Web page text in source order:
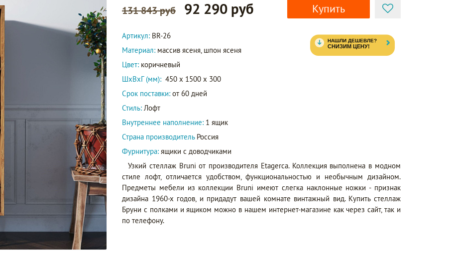
131 843 руб 92 290 руб Купить
Артикул: BR-26
Материал: массив ясеня, шпон ясеня
Цвет: коричневый
ШxВxГ (мм): 450 x 1500 x 300
Срок поставки: от 60 дней
Стиль: Лофт
Внутреннее наполнение: 1 ящик
Страна производитель Россия
Фурнитура: ящики с доводчиками
Узкий стеллаж Bruni от производителя Etagerca. Коллекция выполнена в модном
стиле лофт, отличается удобством, функциональностью и необычным дизайном.
Предметы мебели из коллекции Bruni имеют слегка наклонные ножки - признак
дизайна 1960-х годов, и придадут вашей комнате винтажный вид. Купить стеллаж
Бруни с полками и ящиком можно в нашем интернет-магазине как через сайт, так и
по телефону.